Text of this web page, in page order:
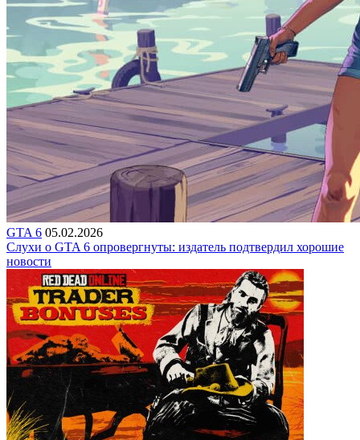
GTA 6 05.02.2026
Слухи о GTA 6 опровергнуты: издатель подтвердил хорошие
новости